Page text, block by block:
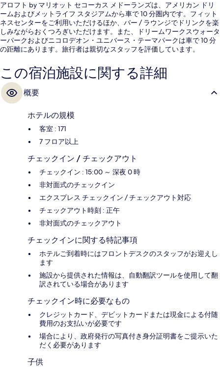
アロフト by マリオット セコーカス メドーランズは、アメリカン ドリ
ームおよびメットライフ スタジアムから車で 10 分圏内です。フィット
ネスセンターをご利用いただけるほか、バー / ラウンジでドリンクを楽
しみながらおくつろぎいただけます。また、ドリームワークスウォータ
ーパークおよびニコロデオン・ユニバース・テーマパークは車で 10 分
の距離にあります。旅行者は親切なスタッフを評価しています。
この宿泊施設に関する詳細
概要
ホテルの規模
客室 : 171
7 フロア以上
チェックイン / チェックアウト
チェックイン : 15:00 ～ 深夜 0 時
非対面式のチェックイン
エクスプレス チェックイン / チェックアウト対応
チェックアウト時刻 : 正午
非対面式のチェックアウト
チェックインに関する特記事項
ホテルご到着時にはフロントデスクのスタッフがお迎えし
ます
施設から提供された情報は、自動翻訳ツールを使用して翻
訳されている場合があります
チェックイン時に必要なもの
クレジットカード、デビットカードまたは現金による付随
費用のお支払いが必要です
場合により、政府発行の写真付き身分証明書をご提示いた
だく必要があります
子供